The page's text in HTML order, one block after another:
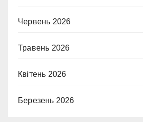
Червень 2026
Травень 2026
Квітень 2026
Березень 2026